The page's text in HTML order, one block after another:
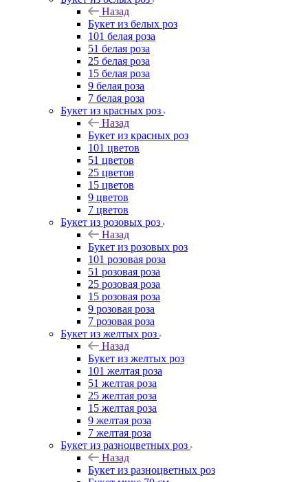
Назад
Букет из белых роз
101 белая роза
51 белая роза
25 белая роза
15 белая роза
9 белая роза
7 белая роза
Букет из красных роз
Назад
Букет из красных роз
101 цветов
51 цветов
25 цветов
15 цветов
9 цветов
7 цветов
Букет из розовых роз
Назад
Букет из розовых роз
101 розовая роза
51 розовая роза
25 розовая роза
15 розовая роза
9 розовая роза
7 розовая роза
Букет из желтых роз
Назад
Букет из желтых роз
101 желтая роза
51 желтая роза
25 желтая роза
15 желтая роза
9 желтая роза
7 желтая роза
Букет из разноцветных роз
Назад
Букет из разноцветных роз